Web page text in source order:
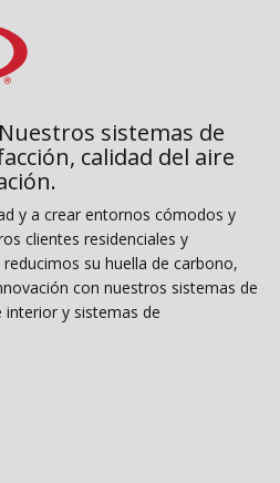
sistemas de
calidad del aire
y a crear entornos cómodos y
clientes residenciales y
su huella de carbono,
con nuestros sistemas de
interior y sistemas de